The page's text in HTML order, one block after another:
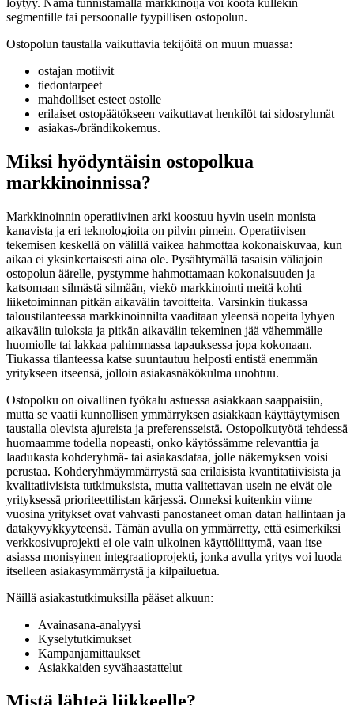
löytyy. Nämä tunnistamalla markkinoija voi koota kullekin
segmentille tai persoonalle tyypillisen ostopolun.
Ostopolun taustalla vaikuttavia tekijöitä on muun muassa:
ostajan motiivit
tiedontarpeet
mahdolliset esteet ostolle
erilaiset ostopäätökseen vaikuttavat henkilöt tai sidosryhmät
asiakas-/brändikokemus.
Miksi hyödyntäisin ostopolkua
markkinoinnissa?
Markkinoinnin operatiivinen arki koostuu hyvin usein monista
kanavista ja eri teknologioita on pilvin pimein. Operatiivisen
tekemisen keskellä on välillä vaikea hahmottaa kokonaiskuvaa, kun
aikaa ei yksinkertaisesti aina ole. Pysähtymällä tasaisin väliajoin
ostopolun äärelle, pystymme hahmottamaan kokonaisuuden ja
katsomaan silmästä silmään, viekö markkinointi meitä kohti
liiketoiminnan pitkän aikavälin tavoitteita. Varsinkin tiukassa
taloustilanteessa markkinoinnilta vaaditaan yleensä nopeita lyhyen
aikavälin tuloksia ja pitkän aikavälin tekeminen jää vähemmälle
huomiolle tai lakkaa pahimmassa tapauksessa jopa kokonaan.
Tiukassa tilanteessa katse suuntautuu helposti entistä enemmän
yritykseen itseensä, jolloin asiakasnäkökulma unohtuu.
Ostopolku on oivallinen työkalu astuessa asiakkaan saappaisiin,
mutta se vaatii kunnollisen ymmärryksen asiakkaan käyttäytymisen
taustalla olevista ajureista ja preferensseistä. Ostopolkutyötä tehdessä
huomaamme todella nopeasti, onko käytössämme relevanttia ja
laadukasta kohderyhmä- tai asiakasdataa, jolle näkemyksen voisi
perustaa. Kohderyhmäymmärrystä saa erilaisista kvantitatiivisista ja
kvalitatiivisista tutkimuksista, mutta valitettavan usein ne eivät ole
yrityksessä prioriteettilistan kärjessä. Onneksi kuitenkin viime
vuosina yritykset ovat vahvasti panostaneet oman datan hallintaan ja
datakyvykkyyteensä. Tämän avulla on ymmärretty, että esimerkiksi
verkkosivuprojekti ei ole vain ulkoinen käyttöliittymä, vaan itse
asiassa monisyinen integraatioprojekti, jonka avulla yritys voi luoda
itselleen asiakasymmärrystä ja kilpailuetua.
Näillä asiakastutkimuksilla pääset alkuun:
Avainasana-analyysi
Kyselytutkimukset
Kampanjamittaukset
Asiakkaiden syvähaastattelut